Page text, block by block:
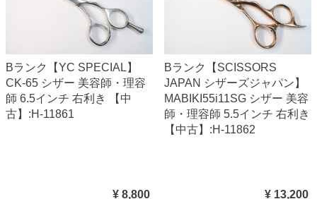
Bランク【YC SPECIAL】
CK-65 シザー 美容師・理容
師 6.5インチ 右利き 【中
古】:H-11861
¥ 8,800
Bランク【SCISSORS
JAPAN シザーズジャパン】
MABIKI55i11SG シザー 美容
師・理容師 5.5インチ 右利き
【中古】:H-11862
¥ 13,200